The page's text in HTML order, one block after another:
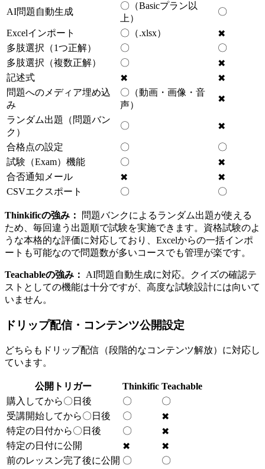
AI問題自動生成
〇（Basicプラン以
上）
〇
Excelインポート 〇（.xlsx）
✖
多肢選択（1つ正解）
〇
〇
多肢選択（複数正解）
〇
✖
記述式
✖
✖
問題へのメディア埋め込
み
〇（動画・画像・音
声）
✖
ランダム出題（問題バン
ク）
〇 ✖
合格点の設定 〇
〇
試験（Exam）機能
〇
✖
合否通知メール
✖
✖
CSVエクスポート
〇 〇
Thinkificの強み：
問題バンクによるランダム出題が使える
ため、毎回違う出題順で試験を実施できます。資格試験のよ
うな本格的な評価に対応しており、Excelからの一括インポ
ートも可能なので問題数が多いコースでも管理が楽です。
Teachableの強み：
AI問題自動生成に対応。クイズの確認テ
ストとしての機能は十分ですが、高度な試験設計には向いて
いません。
ドリップ配信・コンテンツ公開設定
どちらもドリップ配信（段階的なコンテンツ解放）に対応し
ています。
公開トリガー Thinkific Teachable
購入してから〇日後
〇
〇
受講開始してから〇日後
〇
✖
特定の日付から〇日後
〇
✖
特定の日付に公開
✖
✖
前のレッスン完了後に公開 〇 〇